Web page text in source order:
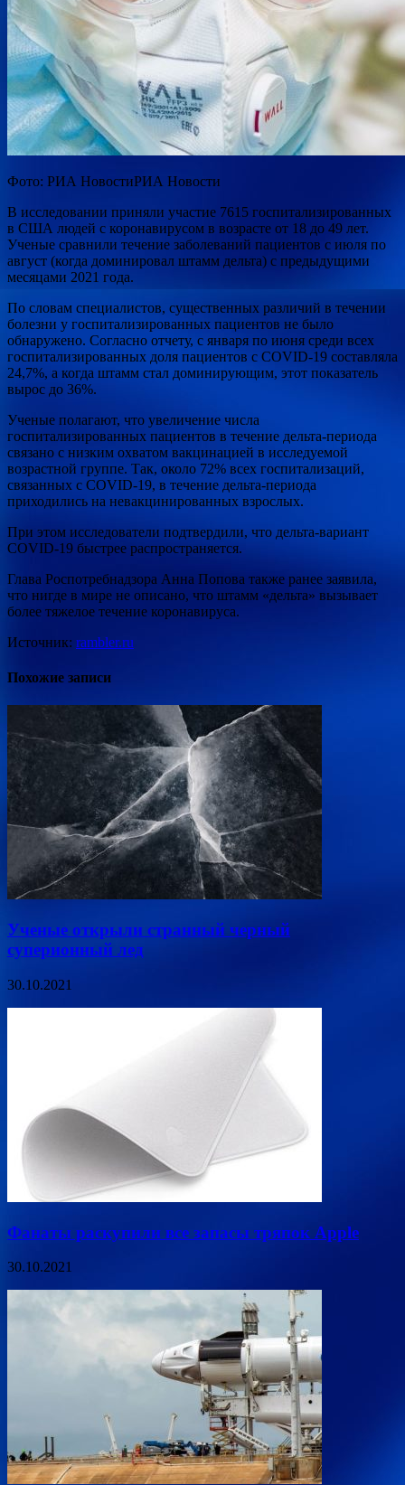
Фото: РИА НовостиРИА Новости
В исследовании приняли участие 7615 госпитализированных
в США людей с коронавирусом в возрасте от 18 до 49 лет.
Ученые сравнили течение заболеваний пациентов с июля по
август (когда доминировал штамм дельта) с предыдущими
месяцами 2021 года.
По словам специалистов, существенных различий в течении
болезни у госпитализированных пациентов не было
обнаружено. Согласно отчету, с января по июня среди всех
госпитализированных доля пациентов с COVID-19 составляла
24,7%, а когда штамм стал доминирующим, этот показатель
вырос до 36%.
Ученые полагают, что увеличение числа
госпитализированных пациентов в течение дельта-периода
связано с низким охватом вакцинацией в исследуемой
возрастной группе. Так, около 72% всех госпитализаций,
связанных с COVID-19, в течение дельта-периода
приходились на невакцинированных взрослых.
При этом исследователи подтвердили, что дельта-вариант
COVID-19 быстрее распространяется.
Глава Роспотребнадзора Анна Попова также ранее заявила,
что нигде в мире не описано, что штамм «дельта» вызывает
более тяжелое течение коронавируса.
Источник: rambler.ru
Похожие записи
Ученые открыли странный черный
суперионный лед
30.10.2021
Фанаты раскупили все запасы тряпок Apple
30.10.2021